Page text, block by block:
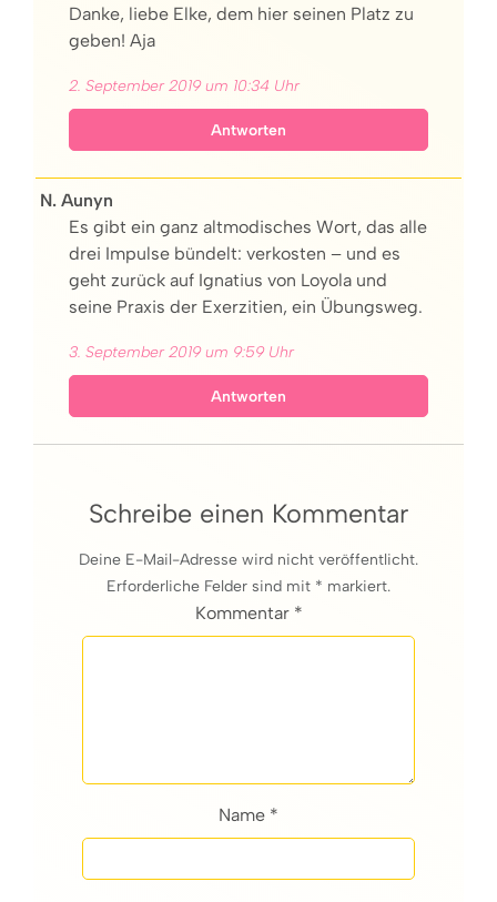
Danke, liebe Elke, dem hier seinen Platz zu
geben! Aja
2. September 2019 um 10:34 Uhr
Antworten
N. Aunyn
Es gibt ein ganz altmodisches Wort, das alle
drei Impulse bündelt: verkosten – und es
geht zurück auf Ignatius von Loyola und
seine Praxis der Exerzitien, ein Übungsweg.
3. September 2019 um 9:59 Uhr
Antworten
Schreibe einen Kommentar
Deine E-Mail-Adresse wird nicht veröffentlicht.
Erforderliche Felder sind mit * markiert.
Kommentar *
Name *